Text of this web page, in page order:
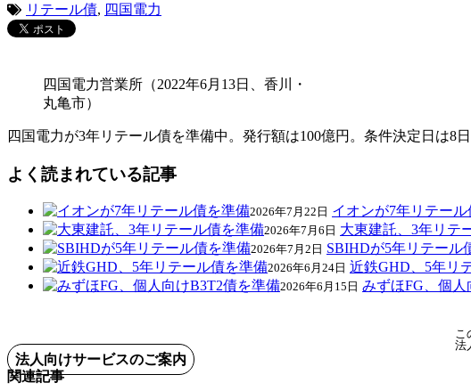
リテール債, 四国電力
四国電力営業所（2022年6月13日、香川・
丸亀市）
四国電力が3年リテール債を準備中。発行額は100億円。条件決定日は8
よく読まれている記事
2026年7月22日 イオンが7年リテー
2026年7月6日 大東建託、3年リテ
2026年7月2日 SBIHDが5年リテール
2026年6月24日 近鉄GHD、5年リ
2026年6月15日 みずほFG、個
こ
法
法人向けサービスのご案内
関連記事